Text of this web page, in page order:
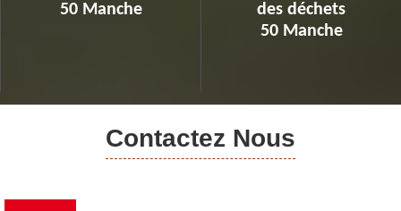
50 Manche
des déchets
50 Manche
Contactez Nous